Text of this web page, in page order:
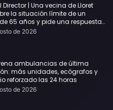
| Una vecina de Lloret
la situación límite de un
65 años y pide una respuesta
de 2026
ambulancias de última
más unidades, ecógrafos y
reforzado las 24 horas
de 2026